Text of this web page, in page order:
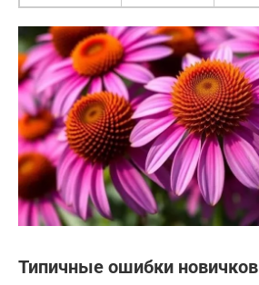
Типичные ошибки новичков